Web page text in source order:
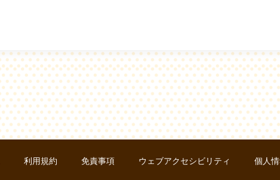
利用規約 免責事項 ウェブアクセシビリティ 個人